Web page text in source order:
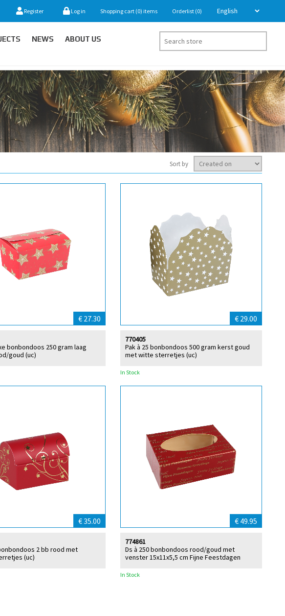
Register Log in Shopping cart (0) items Orderlist (0)
NEWS
ABOUT US
Sort by
€ 27.30
bonbondoos 250 gram laag
goud (uc)
€ 29.00
Pak à 25 bonbondoos 500 gram kerst goud
met witte sterretjes (uc)
770405
In Stock
€ 35.00
2 bb rood met
(uc)
€ 49.95
Ds à 250 bonbondoos rood/goud met
venster 15x11x5,5 cm Fijne Feestdagen
774861
In Stock